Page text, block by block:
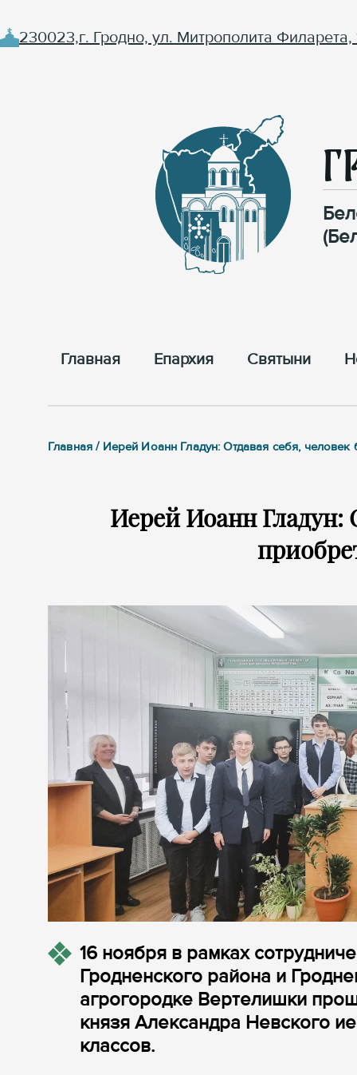
230023,г. Гродно, ул. Митрополита Филарета,
Главная Епархия Cвятыни
Главная / Иерей Иоанн Гладун: Отдавая себя,
Иерей Иоанн Гладун:
16 ноября в рамках
Гродненского района и
агрогородке Вертелишки
князя Александра Невского
классов.